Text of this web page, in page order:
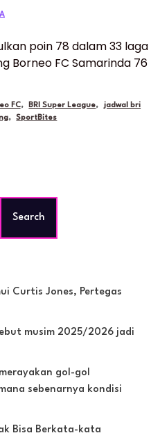
poin 78 dalam 33 laga
Borneo FC Samarinda 76
FC, BRI Super League,
jadwal bri
, SportBites
Search
Curtis Jones, Pertegas
musim 2025/2026 jadi
gol-gol
sebenarnya kondisi
Bisa Berkata-kata